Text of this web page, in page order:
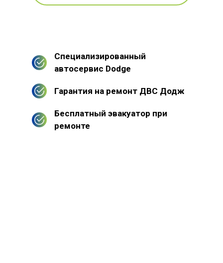
Специализированный
автосервис Dodge
Гарантия на ремонт ДВС Додж
Бесплатный эвакуатор при
ремонте